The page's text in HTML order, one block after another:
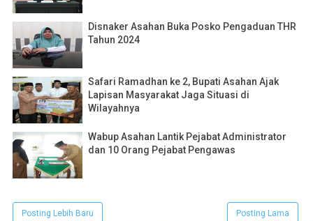
Disnaker Asahan Buka Posko Pengaduan THR
Tahun 2024
Safari Ramadhan ke 2, Bupati Asahan Ajak
Lapisan Masyarakat Jaga Situasi di
Wilayahnya
Wabup Asahan Lantik Pejabat Administrator
dan 10 Orang Pejabat Pengawas
Posting Lebih Baru Posting Lama